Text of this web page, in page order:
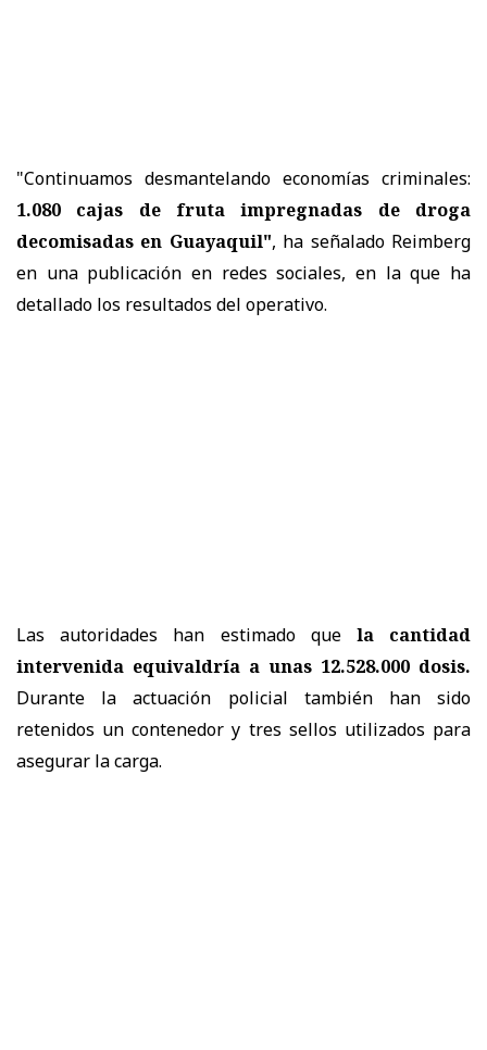
"Continuamos desmantelando economías criminales:
1.080 cajas de fruta impregnadas de droga
decomisadas en Guayaquil", ha señalado Reimberg
en una publicación en redes sociales, en la que ha
detallado los resultados del operativo.
Las autoridades han estimado quela cantidad
intervenida equivaldría a unas 12.528.000 dosis.
Durante la actuación policial también han sido
retenidos un contenedor y tres sellos utilizados para
asegurar la carga.